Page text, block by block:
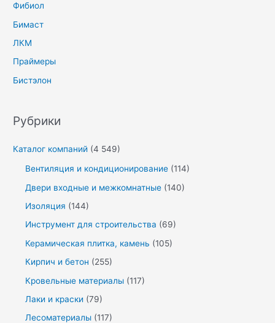
Фибиол
Бимаст
ЛКМ
Праймеры
Бистэлон
Рубрики
Каталог компаний (4 549)
Вентиляция и кондиционирование (114)
Двери входные и межкомнатные (140)
Изоляция (144)
Инструмент для строительства (69)
Керамическая плитка, камень (105)
Кирпич и бетон (255)
Кровельные материалы (117)
Лаки и краски (79)
Лесоматериалы (117)